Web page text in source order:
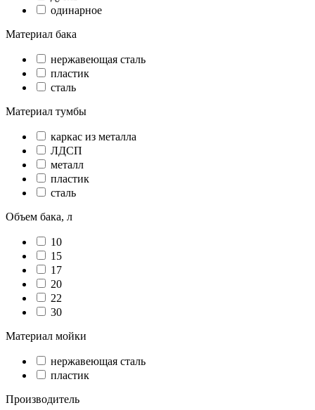
одинарное
Материал бака
нержавеющая сталь
пластик
сталь
Материал тумбы
каркас из металла
ЛДСП
металл
пластик
сталь
Объем бака, л
10
15
17
20
22
30
Материал мойки
нержавеющая сталь
пластик
Производитель